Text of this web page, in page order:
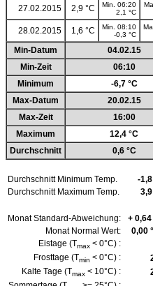
27.02.2015 2,9 °C
Min. 06:20
2,1 °C
28.02.2015 1,6 °C
Min. 08:10
-0,3 °C
Min-Datum
04.02.15
Min-Zeit
06:10
Minimum
-6,7 °C
Max-Datum
20.02.15
Max-Zeit
16:00
Maximum
12,4 °C
Durchschnitt
0,6 °C
Durchschnitt Minimum Temp.
-
Durchschnitt Maximum Temp.
Monat Standard-Abweichung:
+
Monat Normal Wert:
0,00
Eistage (Tmax < 0°C) :
Frosttage (Tmin < 0°C) :
Kalte Tage (Tmax < 10°C) :